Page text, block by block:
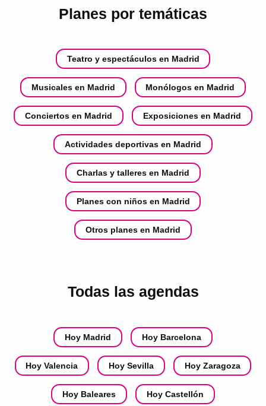
Planes por temáticas
Teatro y espectáculos en Madrid
Musicales en Madrid Monólogos en Madrid
Conciertos en Madrid Exposiciones en Madrid
Actividades deportivas en Madrid
Charlas y talleres en Madrid
Planes con niños en Madrid
Otros planes en Madrid
Todas las agendas
Hoy Madrid Hoy Barcelona
Hoy Valencia Hoy Sevilla Hoy Zaragoza
Hoy Baleares Hoy Castellón